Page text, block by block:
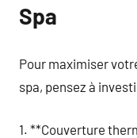
Spa
Pour maximiser
spa, pensez à
1. **Couverture